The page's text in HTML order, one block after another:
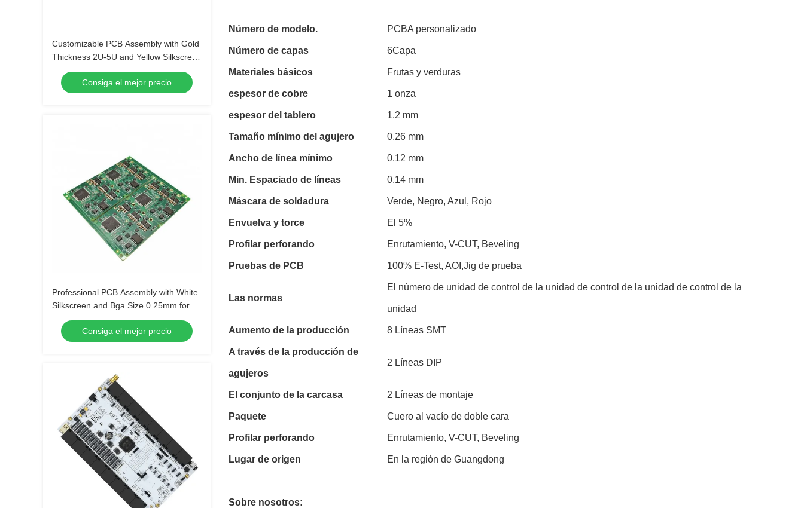
Customizable PCB Assembly with Gold
Thickness 2U-5U and Yellow Silkscreen
Color
Consiga el mejor precio
Professional PCB Assembly with White
Silkscreen and Bga Size 0.25mm for
Extreme Temperature Range -40 C -85
Consiga el mejor precio
Número de modelo. PCBA personalizado
Número de capas 6Capa
Materiales básicos Frutas y verduras
espesor de cobre 1 onza
espesor del tablero 1.2 mm
Tamaño mínimo del agujero 0.26 mm
Ancho de línea mínimo 0.12 mm
Min. Espaciado de líneas 0.14 mm
Máscara de soldadura Verde, Negro, Azul, Rojo
Envuelva y torce El 5%
Profilar perforando Enrutamiento, V-CUT, Beveling
Pruebas de PCB 100% E-Test, AOI,Jig de prueba
Las normas
El número de unidad de control de la unidad de control de la unidad de control de la
unidad
Aumento de la producción 8 Líneas SMT
A través de la producción de
agujeros
2 Líneas DIP
El conjunto de la carcasa 2 Líneas de montaje
Paquete Cuero al vacío de doble cara
Profilar perforando Enrutamiento, V-CUT, Beveling
Lugar de origen En la región de Guangdong
Sobre nosotros: